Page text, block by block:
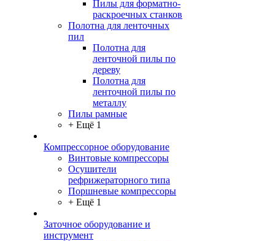
Пилы для форматно-
раскроечных станков
Полотна для ленточных
пил
Полотна для
ленточной пилы по
дереву
Полотна для
ленточной пилы по
металлу
Пилы рамные
+ Ещё 1
Компрессорное оборудование
Винтовые компрессоры
Осушители
рефрижераторного типа
Поршневые компрессоры
+ Ещё 1
Заточное оборудование и
инструмент